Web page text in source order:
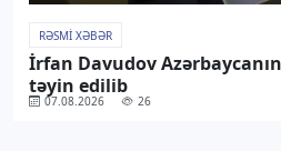
RƏSMI XƏBƏR
İrfan Davudov
təyin edilib
07.08.2026 26